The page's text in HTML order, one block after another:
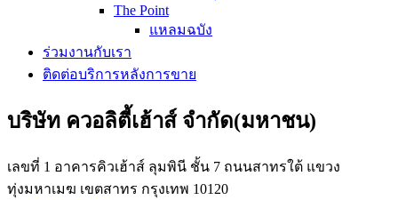
The Point
แหลมฉบัง
ร่วมงานกับเรา
ติดต่อบริการหลังการขาย
บริษัท ควอลิตี้เฮ้าส์ จำกัด(มหาชน)
เลขที่ 1 อาคารคิวเฮ้าส์ ลุมพินี ชั้น 7 ถนนสาทรใต้ แขวง
ทุ่งมหาเมฆ เขตสาทร กรุงเทพ 10120